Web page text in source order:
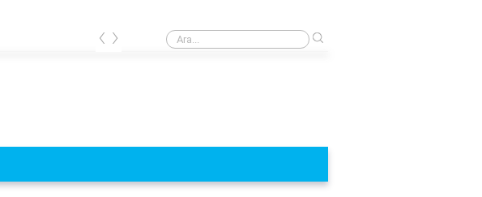
Yeni çipli kimlik kartı neden kötü?
‹ ›